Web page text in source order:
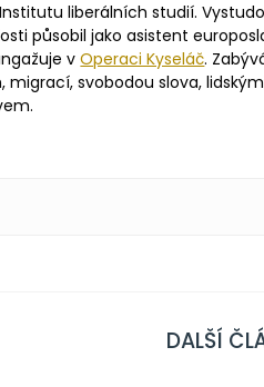
liberálních studií.
působil jako asistent
vOperaci Kyseláč.
svobodou slova,
DALŠÍ